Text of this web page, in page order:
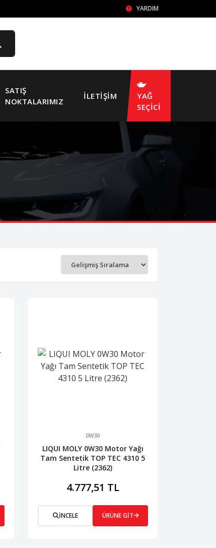
YARDIM
SATIŞ
NOKTALARIMIZ
İLETIŞIM
YAĞ
SEÇİCİ
0W30
LIQUI MOLY 0W30 Motor Yağı
Tam Sentetik TOP TEC 4310 5
Litre (2362)
4.777,51 TL
İNCELE ÜRÜNE GİT